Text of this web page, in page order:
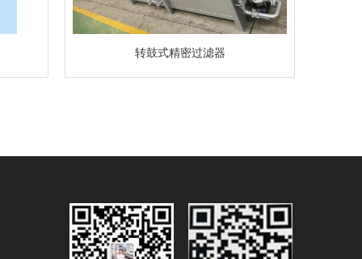
转鼓式精密过滤器